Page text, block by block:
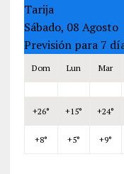
Tarija
Sábado, 08 Agosto
Previsión para 7
Dom Lun Mar
+26° +15° +24°
+8° +5° +9°